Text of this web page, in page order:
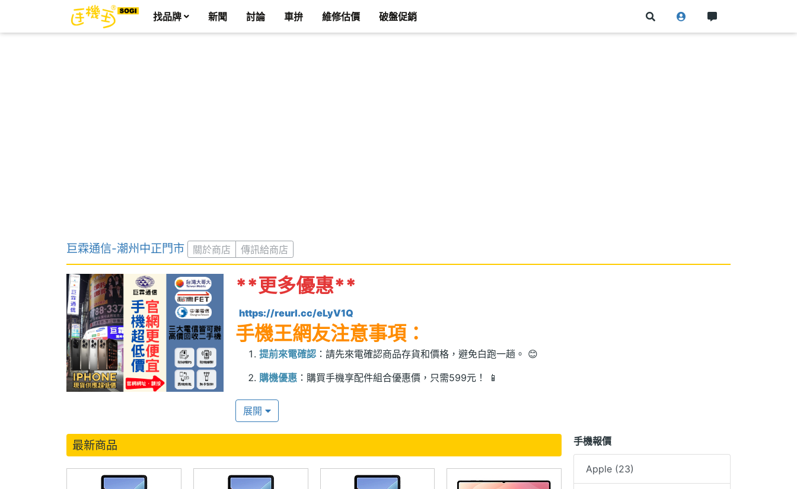
找品牌 新聞 討論 車拚 維修估價 破盤促銷
巨霖通信-潮州中正門市 關於商店 傳訊給商店
**更多優惠**
https://reurl.cc/eLyV1Q
手機王網友注意事項：
提前來電確認 ：請先來電確認商品存貨和價格，避免白跑一趟。 😊
購機優惠 ：購買手機享配件組合優惠價，只需599元！ 📱
商品品質
付款方式
保險服務：加購保險（行動裝置險），保護您的設備。 🛡️
展開
最新商品 手機報價
Apple (23)